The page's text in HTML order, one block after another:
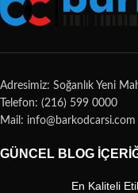
Adresimiz: Soğanlık Yeni
Telefon: (216) 599 0000
Mail: info@barkodcarsi.com
GÜNCEL BLOG
En Kaliteli